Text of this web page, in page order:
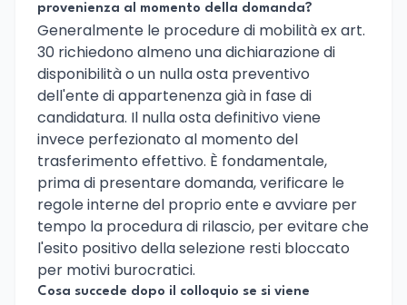
provenienza al momento della domanda?
Generalmente le procedure di mobilità ex art.
30 richiedono almeno una dichiarazione di
disponibilità o un nulla osta preventivo
dell'ente di appartenenza già in fase di
candidatura. Il nulla osta definitivo viene
invece perfezionato al momento del
trasferimento effettivo. È fondamentale,
prima di presentare domanda, verificare le
regole interne del proprio ente e avviare per
tempo la procedura di rilascio, per evitare che
l'esito positivo della selezione resti bloccato
per motivi burocratici.
Cosa succede dopo il colloquio se si viene